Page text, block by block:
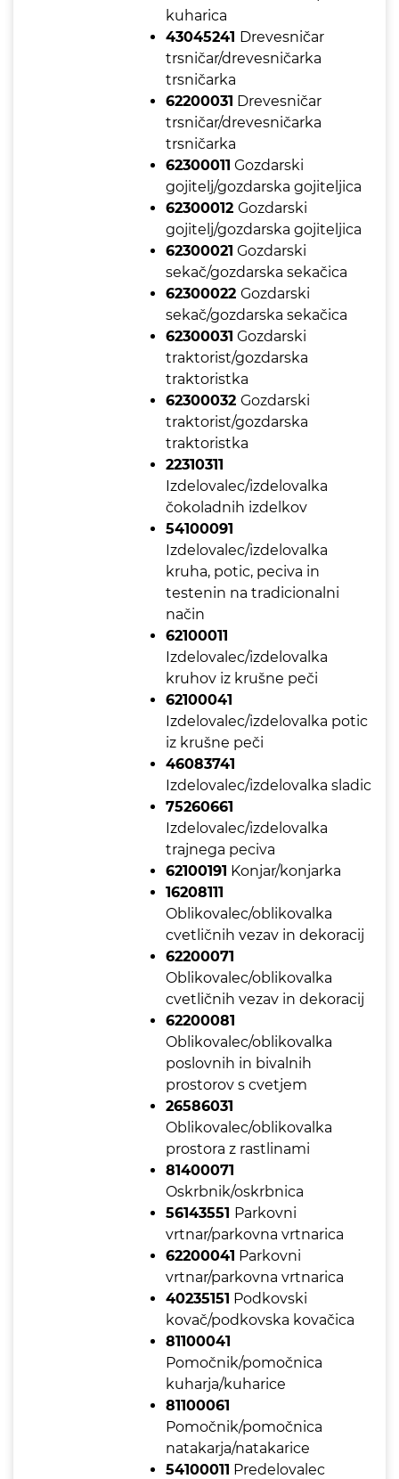
kuharica
43045241 Drevesničar
trsničar/drevesničarka
trsničarka
62200031 Drevesničar
trsničar/drevesničarka
trsničarka
62300011 Gozdarski
gojitelj/gozdarska gojiteljica
62300012 Gozdarski
gojitelj/gozdarska gojiteljica
62300021 Gozdarski
sekač/gozdarska sekačica
62300022 Gozdarski
sekač/gozdarska sekačica
62300031 Gozdarski
traktorist/gozdarska
traktoristka
62300032 Gozdarski
traktorist/gozdarska
traktoristka
22310311
Izdelovalec/izdelovalka
čokoladnih izdelkov
54100091
Izdelovalec/izdelovalka
kruha, potic, peciva in
testenin na tradicionalni
način
62100011
Izdelovalec/izdelovalka
kruhov iz krušne peči
62100041
Izdelovalec/izdelovalka potic
iz krušne peči
46083741
Izdelovalec/izdelovalka sladic
75260661
Izdelovalec/izdelovalka
trajnega peciva
62100191 Konjar/konjarka
16208111
Oblikovalec/oblikovalka
cvetličnih vezav in dekoracij
62200071
Oblikovalec/oblikovalka
cvetličnih vezav in dekoracij
62200081
Oblikovalec/oblikovalka
poslovnih in bivalnih
prostorov s cvetjem
26586031
Oblikovalec/oblikovalka
prostora z rastlinami
81400071
Oskrbnik/oskrbnica
56143551 Parkovni
vrtnar/parkovna vrtnarica
62200041 Parkovni
vrtnar/parkovna vrtnarica
40235151 Podkovski
kovač/podkovska kovačica
81100041
Pomočnik/pomočnica
kuharja/kuharice
81100061
Pomočnik/pomočnica
natakarja/natakarice
54100011 Predelovalec